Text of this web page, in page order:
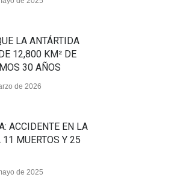
LA ANTÁRTIDA
12,800 KM² DE
30 AÑOS
de 2026
ACCIDENTE EN LA
MUERTOS Y 25
de 2025